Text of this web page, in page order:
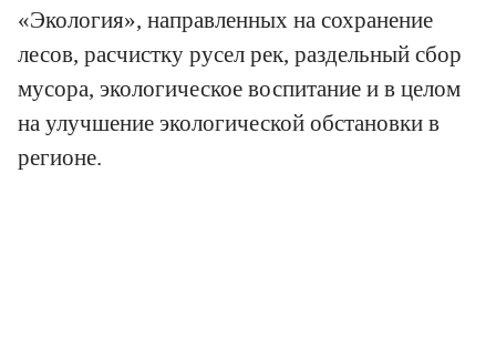
«Экология», направленных на сохранение
лесов, расчистку русел рек, раздельный сбор
мусора, экологическое воспитание и в целом
на улучшение экологической обстановки в
регионе.